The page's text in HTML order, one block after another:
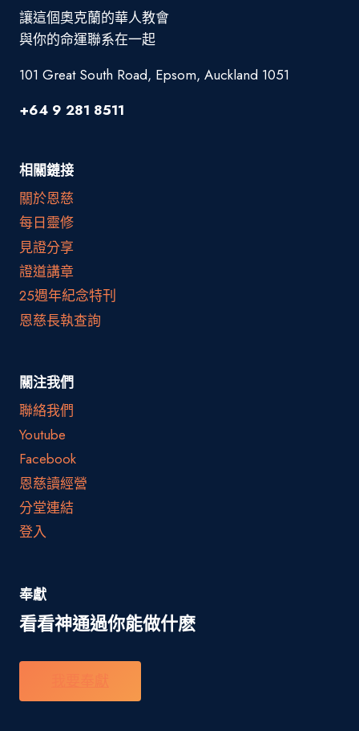
讓這個奧克蘭的華人教會
與你的命運聯系在一起
101 Great South Road, Epsom, Auckland 1051
+64 9 281 8511
相關鏈接
關於恩慈
每日靈修
見證分享
證道講章
25週年紀念特刊
恩慈長執查詢
關注我們
聯絡我們
Youtube
Facebook
恩慈讀經營
分堂連結
登入
奉獻
看看神通過你能做什麽